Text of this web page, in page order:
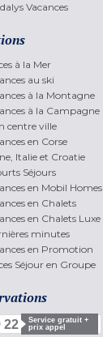
Vacances
à la Mer
au ski
à la Montagne
à la Campagne
centre ville
en Corse
Italie et Croatie
Séjours
en Mobil Homes
en Chalets
en Chalets Luxe
minutes
en Promotion
Séjour en Groupe
22
Service gratuit +
prix appel